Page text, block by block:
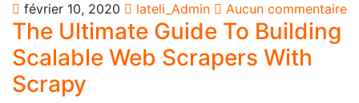
février 10, 2020 lateli_Admin Aucun commentaire
The Ultimate Guide To Building
Scalable Web Scrapers With
Scrapy